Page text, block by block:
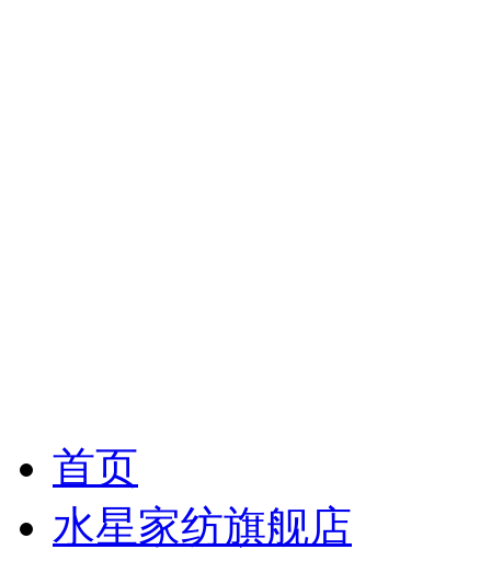
首页
水星家纺旗舰店